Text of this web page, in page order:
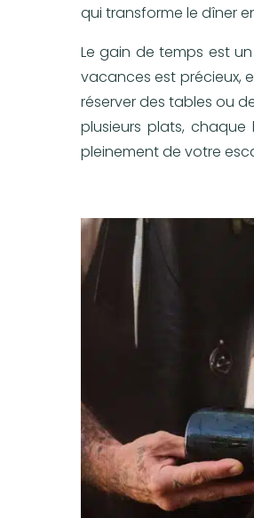
qui transforme le dîner
Le gain de temps est
vacances est précieux,
réserver des tables ou
plusieurs plats,
pleinement de votre